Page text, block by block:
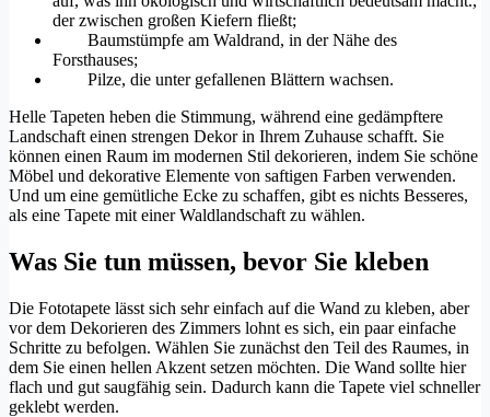
der zwischen großen Kiefern fließt;
Baumstümpfe am Waldrand, in der Nähe des
Forsthauses;
Pilze, die unter gefallenen Blättern wachsen.
Helle Tapeten heben die Stimmung, während eine gedämpftere
Landschaft einen strengen Dekor in Ihrem Zuhause schafft. Sie
können einen Raum im modernen Stil dekorieren, indem Sie schöne
Möbel und dekorative Elemente von saftigen Farben verwenden.
Und um eine gemütliche Ecke zu schaffen, gibt es nichts Besseres,
als eine Tapete mit einer Waldlandschaft zu wählen.
Was Sie tun müssen, bevor Sie kleben
Die Fototapete lässt sich sehr einfach auf die Wand zu kleben, aber
vor dem Dekorieren des Zimmers lohnt es sich, ein paar einfache
Schritte zu befolgen. Wählen Sie zunächst den Teil des Raumes, in
dem Sie einen hellen Akzent setzen möchten. Die Wand sollte hier
flach und gut saugfähig sein. Dadurch kann die Tapete viel schneller
geklebt werden.